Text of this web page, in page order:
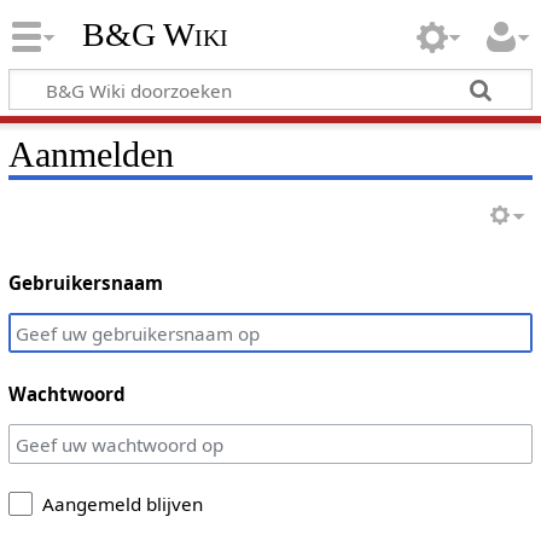
B&G Wiki
Aanmelden
Gebruikersnaam
Wachtwoord
Aangemeld blijven